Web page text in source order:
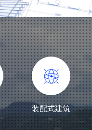
装配式建筑